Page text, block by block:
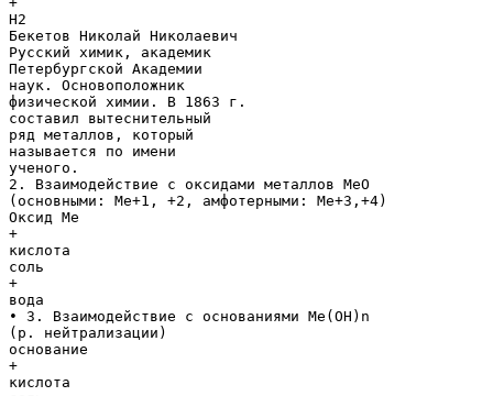
Н2
Бекетов Николай Николаевич
Русский химик, академик
Петербургской Академии
наук. Основоположник
физической химии. В 1863 г.
составил вытеснительный
ряд металлов, который
называется по имени
ученого.
2. Взаимодействие с оксидами металлов МеО
(основными: Ме+1, +2, амфотерными: Ме+3,+4)
Оксид Ме
+
кислота
соль
+
вода
• 3. Взаимодействие с основаниями Ме(ОН)n
(р. нейтрализации)
основание
+
кислота